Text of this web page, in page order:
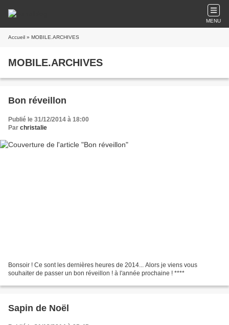
MENU
Accueil » MOBILE.ARCHIVES
MOBILE.ARCHIVES
Bon réveillon
Publié le 31/12/2014 à 18:00
Par christalie
Bonsoir ! Ce sont les dernières heures de 2014... Alors je viens vous
souhaiter de passer un bon réveillon ! à l'année prochaine ! ****
Sapin de Noël